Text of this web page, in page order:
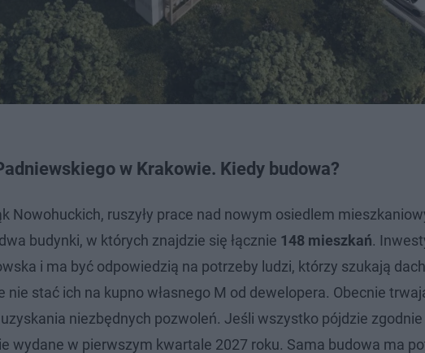
w Krakowie. Kiedy budowa?
Nowohuckich, ruszyły prace nad nowym osiedlem
budynki, w których znajdzie się łącznie 148 mieszkań.
i ma być odpowiedzią na potrzeby ludzi, którzy szukają
nie stać ich na kupno własnego M od dewelopera. Obecnie
niezbędnych pozwoleń. Jeśli wszystko pójdzie
wydane w pierwszym kwartale 2027 roku. Sama budowa ma